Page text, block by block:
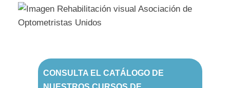
CONSULTA EL CATÁLOGO DE